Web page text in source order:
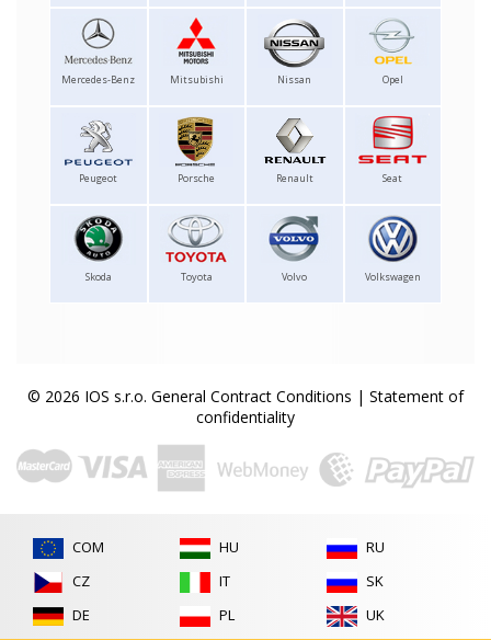
Mercedes-Benz Mitsubishi Nissan Opel
Peugeot Porsche Renault Seat
Skoda Toyota Volvo Volkswagen
© 2026 IOS s.r.o. General Contract Conditions | Statement of
confidentiality
COM
CZ
DE
HU
IT
PL
RU
SK
UK